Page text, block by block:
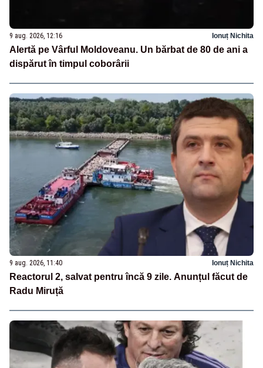
9 aug. 2026, 12:16 Ionuț Nichita
Alertă pe Vârful Moldoveanu. Un bărbat de 80 de ani a
dispărut în timpul coborârii
9 aug. 2026, 11:40 Ionuț Nichita
Reactorul 2, salvat pentru încă 9 zile. Anunțul făcut de
Radu Miruță